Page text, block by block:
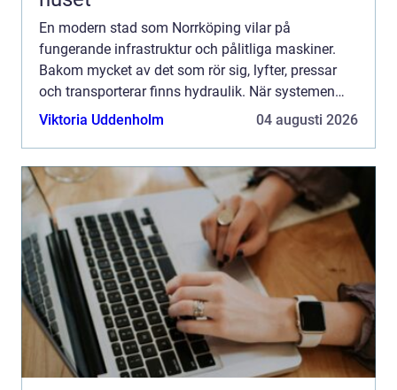
En modern stad som Norrköping vilar på
fungerande infrastruktur och pålitliga maskiner.
Bakom mycket av det som rör sig, lyfter, pressar
och transporterar finns hydraulik. När systemen
stannar upp märks det direkt i produktionen, i
Viktoria Uddenholm 04 augusti 2026